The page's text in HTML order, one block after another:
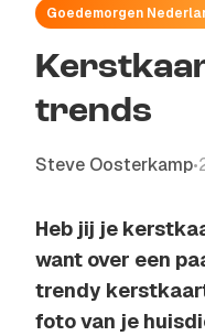
Goedemorgen
trends
Steve Oosterkamp•
Heb jij je
want over een
trendy
foto van je